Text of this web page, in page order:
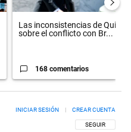
Las inconsistencias de Quirno
sobre el conflicto con Br...
168 comentarios
SIGA ESTA
SEGUIR
INICIAR SESIÓN CREAR CUENTA